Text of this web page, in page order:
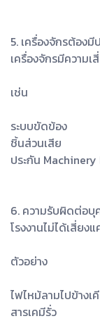
5. เครื่องจักรต้องมี
เครื่องจักรมีความเ
เช่น
ระบบขัดข้อง
ชิ้นส่วนเสีย
ประกัน
6. ความรับผิดต่อบุ
โรงงานไม่ได้เสี่ยง
ตัวอย่าง
ไฟไหม้ลามไปข้างเ
สารเคมีรั่ว